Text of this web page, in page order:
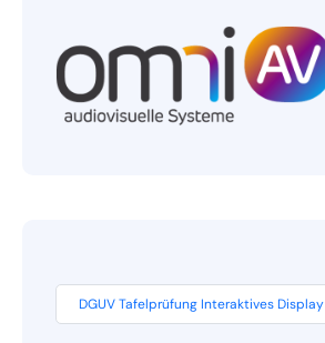
DGUV Tafelprüfung Interaktives Display